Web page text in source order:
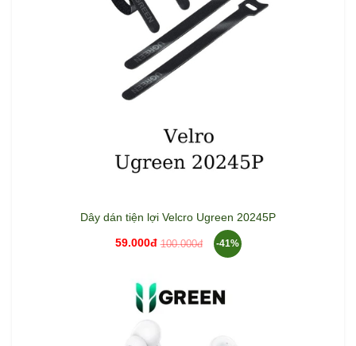
Dây dán tiện lợi Velcro Ugreen 20245P
59.000đ 100.000đ -41%